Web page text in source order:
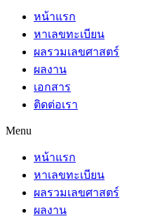
หน้าแรก
หาเลขทะเบียน
ผลรวมเลขศาสตร์
ผลงาน
เอกสาร
ติดต่อเรา
Menu
หน้าแรก
หาเลขทะเบียน
ผลรวมเลขศาสตร์
ผลงาน